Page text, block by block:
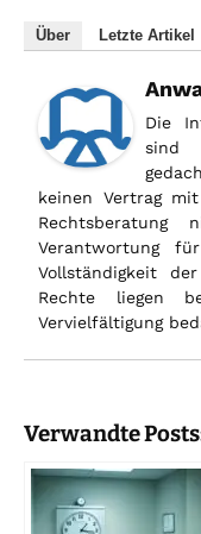
Über Letzte Artikel
Die
sind
keinen Vertrag
Verantwortung
Vollständigkeit
Rechte liegen
Vervielfältigung
Verwandte